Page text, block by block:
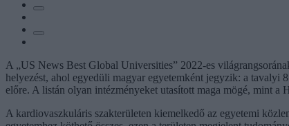
A „US News Best Global Universities” 2022-es
helyezést, ahol egyedüli magyar egyetemként jegyzik: a tavalyi
előre. A listán olyan intézményeket utasított maga mögé, mint
A kardiovaszkuláris szakterületen kiemelkedő az egyetemi